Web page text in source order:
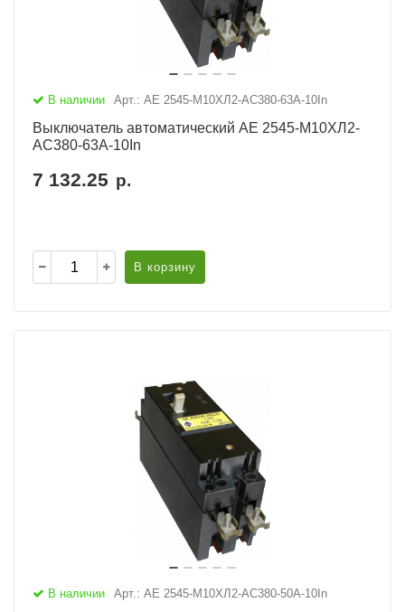
В наличии Арт.: АЕ 2545-М10ХЛ2-AC380-63А-10In
Выключатель автоматический АЕ 2545-М10ХЛ2-
AC380-63А-10In
7 132.25 р.
В корзину
В наличии Арт.: АЕ 2545-М10ХЛ2-AC380-50А-10In